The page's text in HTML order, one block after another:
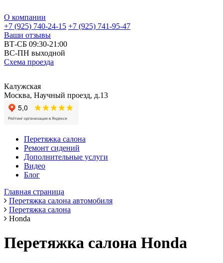
О компании
+7 (925) 740-24-15 +7 (925) 741-95-47
Ваши отзывы
ВТ-СБ 09:30-21:00
ВС-ПН выходной
Схема проезда
Калужская
Москва, Научный проезд, д.13
Перетяжка салона
Ремонт сидений
Дополнительные услуги
Видео
Блог
Главная страница
Перетяжка салона автомобиля
Перетяжка салона
Honda
Перетяжка салона Honda